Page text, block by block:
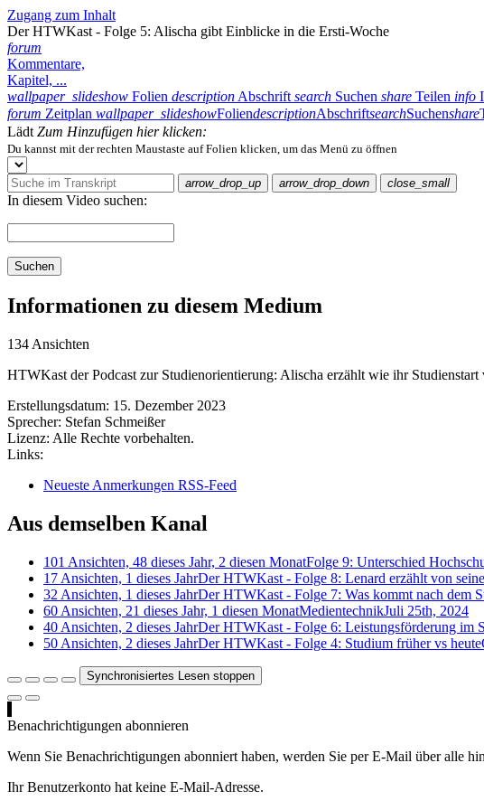
Zugang zum Inhalt
Der HTWKast - Folge 5: Alischa gibt Einblicke in die Ersti-Woche
forum
Kommentare,
Kapitel, ...
wallpaper_slideshow Folien description Abschrift search Suchen share Teilen info
forum Zeitplan wallpaper_slideshowFoliendescriptionAbschriftsearchSuchenshare
Lädt Zum Hinzufügen hier klicken:
Du kannst mit der rechten Maustaste auf Folien klicken, um das Menü zu öffnen
arrow_drop_up arrow_drop_down close_small
In diesem Video suchen:
Suchen
Informationen zu diesem Medium
134 Ansichten
HTWKast der Podcast zur Studienorientierung: Alischa erzählt wie ihr Studienstart
Erstellungsdatum: 15. Dezember 2023
Sprecher: Stefan Schmeißer
Lizenz: Alle Rechte vorbehalten.
Links:
Neueste Anmerkungen RSS-Feed
Aus demselben Kanal
101 Ansichten, 48 dieses Jahr, 2 diesen MonatFolge 9: Unterschied
17 Ansichten, 1 dieses JahrDer HTWKast - Folge 8: Lenard erzählt von
32 Ansichten, 1 dieses JahrDer HTWKast - Folge 7: Was kommt nach dem
60 Ansichten, 21 dieses Jahr, 1 diesen MonatMedientechnikJuli 25th, 2024
40 Ansichten, 2 dieses JahrDer HTWKast - Folge 6: Leistungsförderung im
50 Ansichten, 2 dieses JahrDer HTWKast - Folge 4: Studium früher vs heute
Synchronisiertes Lesen stoppen
Benachrichtigungen abonnieren
Wenn Sie Benachrichtigungen abonniert haben, werden Sie per E-Mail über alle
Ihr Benutzerkonto hat keine E-Mail-Adresse.